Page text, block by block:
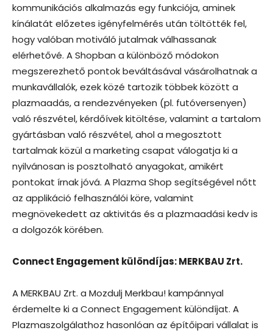
kommunikációs alkalmazás egy funkciója, aminek
kínálatát előzetes igényfelmérés után töltötték fel,
hogy valóban motiváló jutalmak válhassanak
elérhetővé. A Shopban a különböző módokon
megszerezhető pontok beváltásával vásárolhatnak a
munkavállalók, ezek közé tartozik többek között a
plazmaadás, a rendezvényeken (pl. futóversenyen)
való részvétel, kérdőívek kitöltése, valamint a tartalom
gyártásban való részvétel, ahol a megosztott
tartalmak közül a marketing csapat válogatja ki a
nyilvánosan is posztolható anyagokat, amikért
pontokat írnak jóvá. A Plazma Shop segítségével nőtt
az applikáció felhasználói köre, valamint
megnövekedett az aktivitás és a plazmaadási kedv is
a dolgozók körében.
Connect Engagement különdíjas: MERKBAU Zrt.
A MERKBAU Zrt. a Mozdulj Merkbau! kampánnyal
érdemelte ki a Connect Engagement különdíjat. A
Plazmaszolgálathoz hasonlóan az építőipari vállalat is